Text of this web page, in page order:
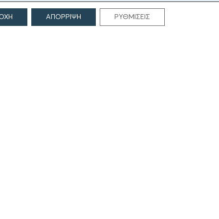
ΑΠΟΡΡΙΨΗ ΡΥΘΜΙΣΕΙΣ